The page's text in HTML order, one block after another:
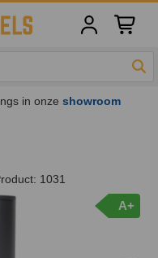
in onzeshowroom
1031
A+